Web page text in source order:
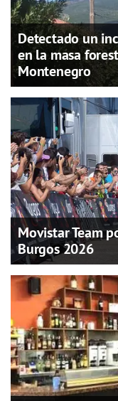
Detectado un
en la masa
Montenegro
Movistar Team
Burgos 2026